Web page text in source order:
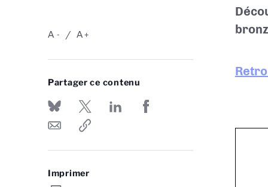
-
A +
A
Partager ce contenu
Imprimer